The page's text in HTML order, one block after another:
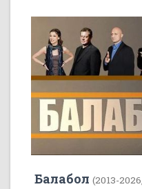
Балабол (2013-